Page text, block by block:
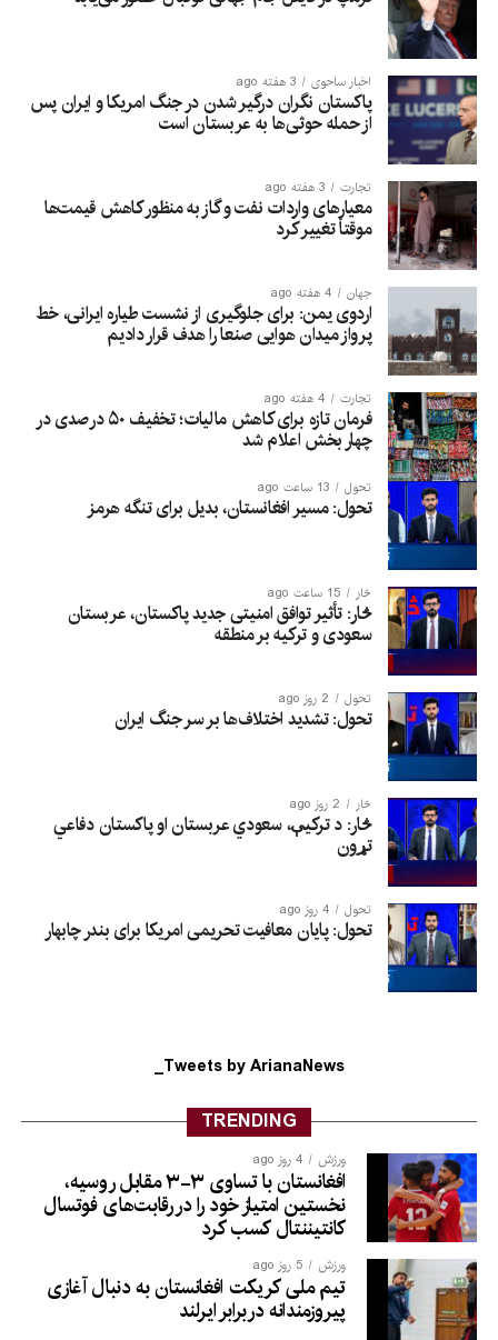
اخبار ساحوی 3 هفته ago
پاکستان نگران درگیر شدن در جنگ امریکا و ایران پس
از حمله حوثی‌ها به عربستان است
تجارت 3 هفته ago
معیارهای واردات نفت و گاز به منظور کاهش قیمت‌ها
موقتاً تغییر کرد
جهان 4 هفته ago
اردوی یمن: برای جلوگیری از نشست طیاره ایرانی، خط
پرواز میدان هوایی صنعا را هدف قرار دادیم
تجارت 4 هفته ago
فرمان تازه برای کاهش مالیات؛ تخفیف ۵۰ درصدی در
چهار بخش اعلام شد
تحول 13 ساعت ago
تحول: مسیر افغانستان، بدیل برای تنگه هرمز
څار 15 ساعت ago
څار: تأثیر توافق امنیتی جدید پاکستان، عربستان
سعودی و ترکیه بر منطقه
تحول 2 روز ago
تحول: تشدید اختلاف‌ها بر سر جنگ ایران
څار 2 روز ago
څار: د ترکیې، سعودي عربستان او پاکستان دفاعي
تړون
تحول 4 روز ago
تحول: پایان معافیت تحریمی امریکا برای بندر چابهار
Tweets by ArianaNews_
TRENDING
ورزش 4 روز ago
افغانستان با تساوی ۳-۳ مقابل روسیه،
نخستین امتیاز خود را در رقابت‌های فوتسال
کانتیننتال کسب کرد
ورزش 5 روز ago
تیم ملی کریکت افغانستان به دنبال آغازی
پیروزمندانه دربرابر ایرلند